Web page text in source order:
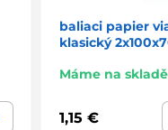
baliaci papier
klasický
Máme na skladě
1,15 €